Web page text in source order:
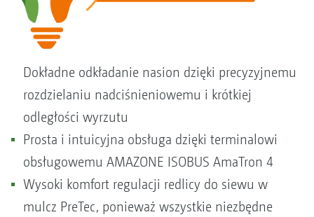
Dokładne odkładanie nasion dzięki precyzyjnemu
rozdzielaniu nadciśnieniowemu i krótkiej
odległości wyrzutu
Prosta i intuicyjna obsługa dzięki terminalowi
obsługowemu AMAZONE ISOBUS AmaTron 4
Wysoki komfort regulacji redlicy do siewu w
mulcz PreTec, ponieważ wszystkie niezbędne